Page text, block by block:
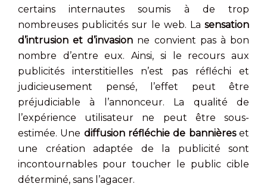
certains internautes soumis à de trop
nombreuses publicités sur le web. La sensation
d’intrusion et d’invasion ne convient pas à bon
nombre d’entre eux. Ainsi, si le recours aux
publicités interstitielles n’est pas réfléchi et
judicieusement pensé, l’effet peut être
préjudiciable à l’annonceur. La qualité de
l’expérience utilisateur ne peut être sous-
estimée. Une diffusion réfléchie de bannièreset
une création adaptée de la publicité sont
incontournables pour toucher le public cible
déterminé, sans l’agacer.